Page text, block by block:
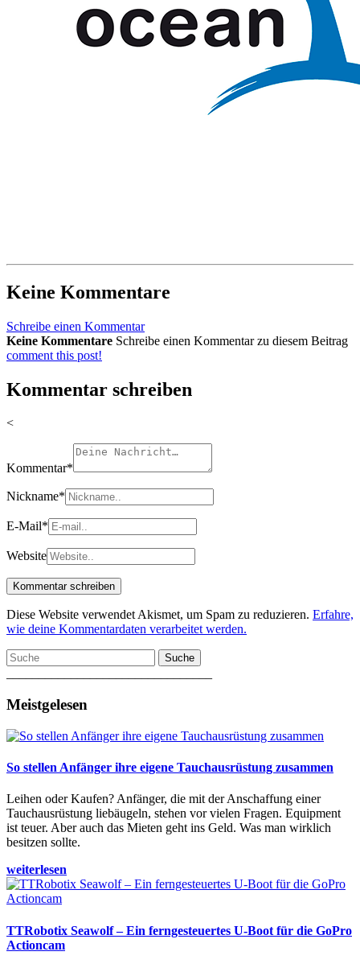
Keine Kommentare
Schreibe einen Kommentar
Keine Kommentare Schreibe einen Kommentar zu diesem Beitrag
comment this post!
Kommentar schreiben
<
Kommentar*
Nickname*
E-Mail*
Website
Diese Website verwendet Akismet, um Spam zu reduzieren. Erfahre,
wie deine Kommentardaten verarbeitet werden.
Suche
Meistgelesen
So stellen Anfänger ihre eigene Tauchausrüstung zusammen
Leihen oder Kaufen? Anfänger, die mit der Anschaffung einer
Tauchausrüstung liebäugeln, stehen vor vielen Fragen. Equipment
ist teuer. Aber auch das Mieten geht ins Geld. Was man wirklich
besitzen sollte.
weiterlesen
TTRobotix Seawolf – Ein ferngesteuertes U-Boot für die GoPro
Actioncam